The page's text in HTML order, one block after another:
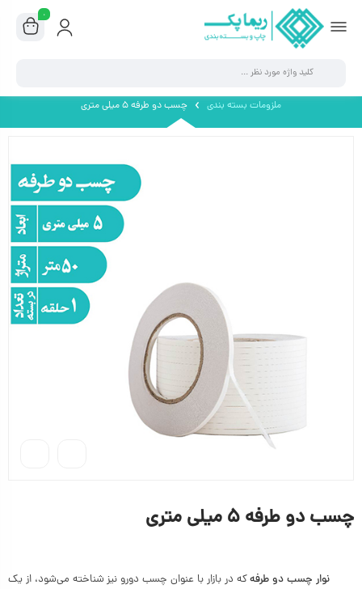
۰
ملزومات بسته بندی چسب دو طرفه ۵ میلی متری
چسب دو طرفه ۵ میلی متری
نوار چسب دو طرفهکه در بازار با عنوان چسب دورو نیز شناخته می‌شود، از یک